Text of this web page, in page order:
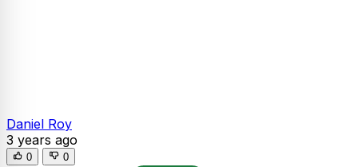
Daniel Roy
3 years ago
0 0